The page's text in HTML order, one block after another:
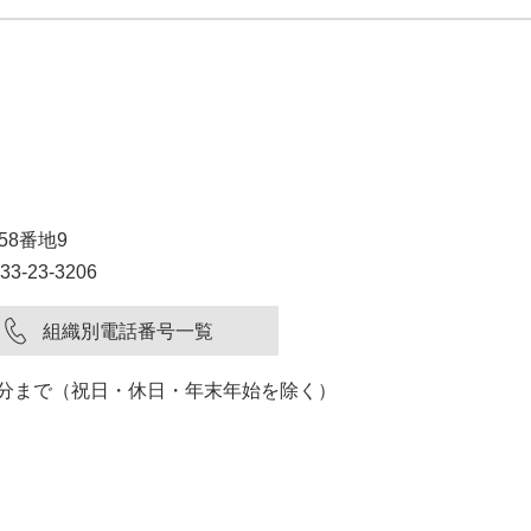
番地9
23-3206
組織別電話番号一覧
で（祝日・休日・年末年始を除く）